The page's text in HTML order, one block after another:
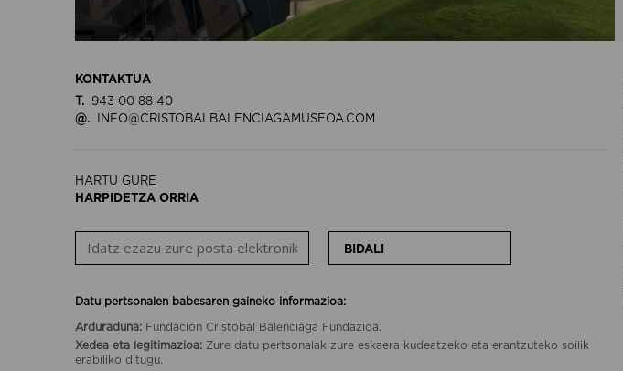
KONTAKTUA
T.
943 00 88 40
@.
INFO@CRISTOBALBALENCIAGAMUSEOA.COM
HARTU GURE
HARPIDETZA ORRIA
BIDALI
Datu pertsonalen babesaren gaineko informazioa:
Arduraduna: Fundación Cristobal Balenciaga Fundazioa.
Xedea eta legitimazioa: Zure datu pertsonalak zure eskaera kudeatzeko eta erantzuteko soilik
erabiliko ditugu.